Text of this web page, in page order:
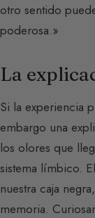
otro sentido
poderosa.»
La
Si la experiencia
embargo una
los olores que
sistema límbico.
nuestra caja
memoria.